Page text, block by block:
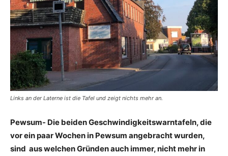
Links an der Laterne ist die Tafel und zeigt nichts mehr an.
Pewsum- Die beiden Geschwindigkeitswarntafeln, die
vor ein paar Wochen in Pewsum angebracht wurden,
sind aus welchen Gründen auch immer, nicht mehr in